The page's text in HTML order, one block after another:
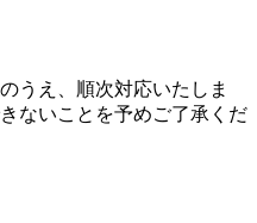
うえ、順次対応いたしま
ないことを予めご了承くだ